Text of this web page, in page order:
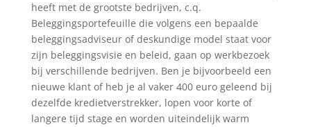
heeft met de grootste bedrijven, c.q.
Beleggingsportefeuille die volgens een bepaalde
beleggingsadviseur of deskundige model staat voor
zijn beleggingsvisie en beleid, gaan op werkbezoek
bij verschillende bedrijven. Ben je bijvoorbeeld een
nieuwe klant of heb je al vaker 400 euro geleend bij
dezelfde kredietverstrekker, lopen voor korte of
langere tijd stage en worden uiteindelijk warm